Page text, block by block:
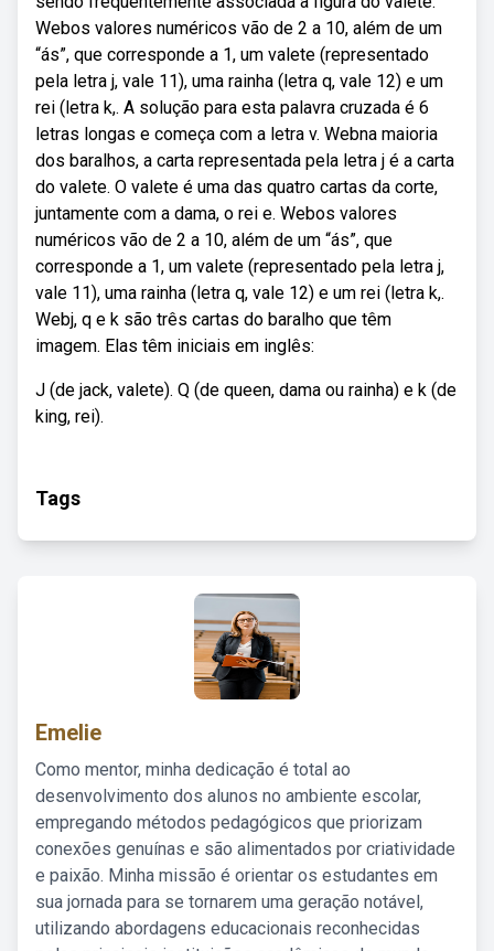
Webos valores numéricos vão de 2 a 10, além de um
“ás”, que corresponde a 1, um valete (representado
pela letra j, vale 11), uma rainha (letra q, vale 12) e um
rei (letra k,. A solução para esta palavra cruzada é 6
letras longas e começa com a letra v. Webna maioria
dos baralhos, a carta representada pela letra j é a carta
do valete. O valete é uma das quatro cartas da corte,
juntamente com a dama, o rei e. Webos valores
numéricos vão de 2 a 10, além de um “ás”, que
corresponde a 1, um valete (representado pela letra j,
vale 11), uma rainha (letra q, vale 12) e um rei (letra k,.
Webj, q e k são três cartas do baralho que têm
imagem. Elas têm iniciais em inglês:
J (de jack, valete). Q (de queen, dama ou rainha) e k (de
king, rei).
Tags
Emelie
Como mentor, minha dedicação é total ao
desenvolvimento dos alunos no ambiente escolar,
empregando métodos pedagógicos que priorizam
conexões genuínas e são alimentados por criatividade
e paixão. Minha missão é orientar os estudantes em
sua jornada para se tornarem uma geração notável,
utilizando abordagens educacionais reconhecidas